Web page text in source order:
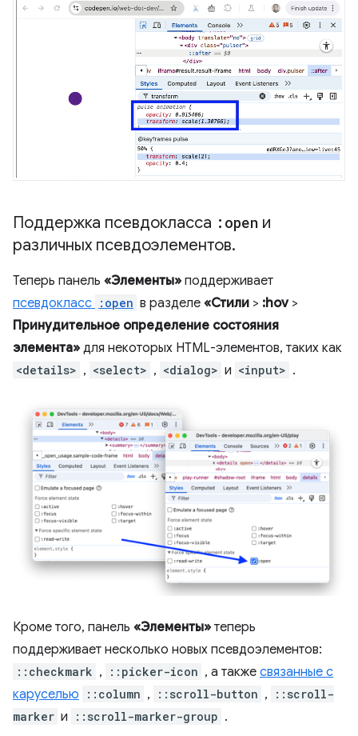
Поддержка псевдокласса :open и
различных псевдоэлементов.
Теперь панель «Элементы» поддерживает
псевдокласс :open в разделе «Стили > :hov>
Принудительное определение состояния
элемента» для некоторых HTML-элементов, таких как
<details> , <select> , <dialog> и <input> .
Кроме того, панель «Элементы» теперь
поддерживает несколько новых псевдоэлементов:
::checkmark , ::picker-icon , а также связанные с
каруселью
::column , ::scroll-button ,
::scroll-
marker и ::scroll-marker-group .